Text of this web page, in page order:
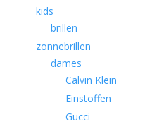
kids
brillen
zonnebrillen
dames
Calvin Klein
Einstoffen
Gucci